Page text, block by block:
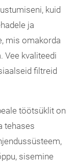
kuid
ja
mis omakorda
Vee kvaliteedi
filtreid
töötsüklit on
tehases
sisemine